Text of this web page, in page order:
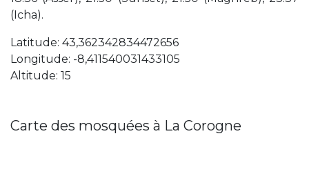
(Icha).
Latitude: 43,362342834472656
Longitude: -8,411540031433105
Altitude: 15
Carte des mosquées à La Corogne